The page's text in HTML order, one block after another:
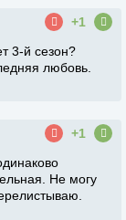
+1
3-й сезон?
любовь.
+1
Не могу